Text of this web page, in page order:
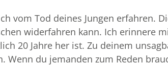
vom Tod deines Jungen erfahren.
widerfahren kann. Ich erinnere
20 Jahre her ist. Zu deinem
Wenn du jemanden zum Reden